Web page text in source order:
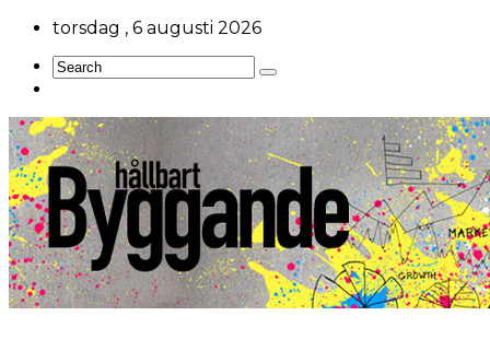
torsdag , 6 augusti 2026